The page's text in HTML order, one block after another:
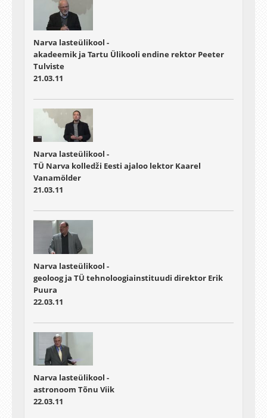
Narva lasteülikool -
akadeemik ja Tartu Ülikooli endine rektor Peeter
Tulviste
21.03.11
Narva lasteülikool -
TÜ Narva kolledži Eesti ajaloo lektor Kaarel
Vanamölder
21.03.11
Narva lasteülikool -
geoloog ja TÜ tehnoloogiainstituudi direktor Erik
Puura
22.03.11
Narva lasteülikool -
astronoom Tõnu Viik
22.03.11